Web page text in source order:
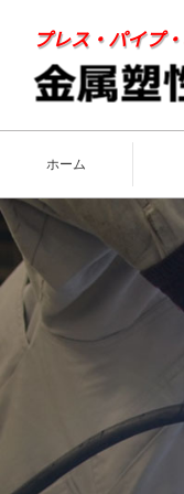
プレス・パイプ
ホーム